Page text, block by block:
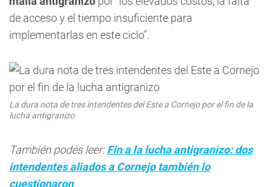
de acceso y el tiempo insuficiente para
implementarlas en este ciclo".
La dura nota de tres intendentes del Este a Cornejo por el fin de la
lucha antigranizo
También podés leer:Fin a la lucha antigranizo: dos
intendentes aliados a Cornejo también lo
cuestionaron